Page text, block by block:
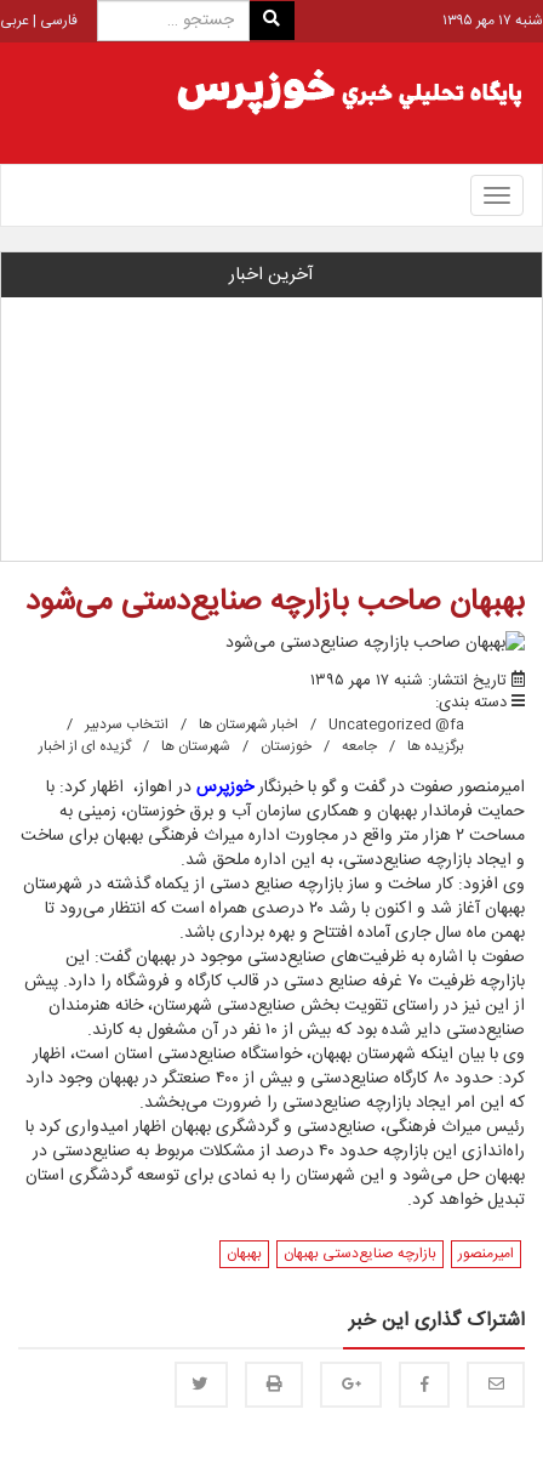
شنبه ۱۷ مهر ۱۳۹۵ فارسی |عربی
Toggle
navigation
آخرین اخبار
بهبهان صاحب بازارچه‌ صنایع‌دستی می‌شود
تاریخ انتشار: شنبه ۱۷ مهر ۱۳۹۵
دسته بندی:
Uncategorized @fa اخبار شهرستان ها
انتخاب سردبیر
برگزیده ها
جامعه خوزستان شهرستان ها گزیده ای از اخبار
امیرمنصور صفوت در گفت و گو با خبرنگارخوزپرسدر اهواز، اظهار کرد: با
حمایت فرماندار بهبهان و همکاری سازمان آب و برق خوزستان، زمینی به
مساحت ۲ هزار متر واقع در مجاورت اداره میراث فرهنگی بهبهان برای ساخت
و ایجاد بازارچه صنایع‌دستی، به این اداره ملحق شد.
وی افزود: کار ساخت و ساز بازارچه صنایع دستی از یکماه گذشته در شهرستان
بهبهان آغاز شد و اکنون با رشد ۲۰ درصدی همراه است که انتظار می‌رود تا
بهمن ماه سال جاری آماده افتتاح و بهره برداری باشد.
صفوت با اشاره به ظرفیت‌های صنایع‌دستی موجود در بهبهان گفت: این
بازارچه ظرفیت ۷۰ غرفه صنایع دستی در قالب کارگاه و فروشگاه را دارد. پیش
از این نیز در راستای تقویت بخش صنایع‌دستی شهرستان، خانه هنرمندان
صنایع‌دستی دایر شده بود که بیش از ۱۰ نفر در آن مشغول به کارند.
وی با بیان اینکه شهرستان بهبهان، خواستگاه صنایع‌دستی استان است، اظهار
کرد: حدود ۸۰ کارگاه صنایع‌دستی و بیش از ۴۰۰ صنعتگر در بهبهان وجود دارد
که این امر ایجاد بازارچه صنایع‌دستی را ضرورت می‌بخشد.
رئیس میراث فرهنگی، صنایع‌دستی و گردشگری بهبهان اظهار امیدواری کرد با
راه‌اندازی این بازارچه حدود ۴۰ درصد از مشکلات مربوط به صنایع‌دستی در
بهبهان حل می‌شود و این شهرستان را به نمادی برای توسعه گردشگری استان
تبدیل خواهد کرد.
امیرمنصور بازارچه‌ صنایع‌دستی بهبهان بهبهان
اشتراک گذاری این خبر